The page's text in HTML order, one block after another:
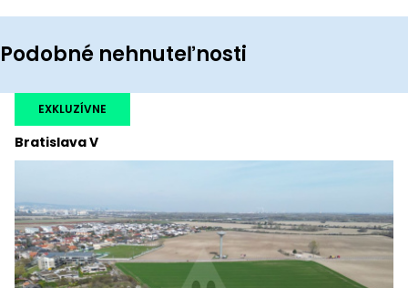
Podobné nehnuteľnosti
Bratislava V
EXKLUZÍVNE